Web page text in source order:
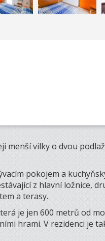
menší vilky o dvou
pokojem a
z hlavní ložnice,
a terasy.
je jen 600 metrů od
hrami. V rezidenci je